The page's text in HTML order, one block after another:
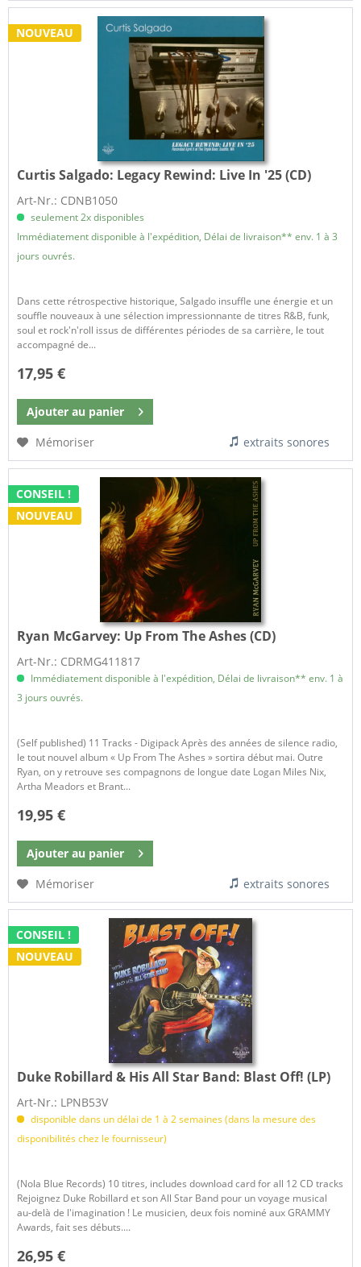
NOUVEAU
Curtis Salgado: Legacy Rewind: Live In '25 (CD)
Art-Nr.: CDNB1050
seulement 2x disponibles
Immédiatement disponible à l'expédition, Délai de livraison** env. 1 à 3
jours ouvrés.
Dans cette rétrospective historique, Salgado insuffle une énergie et un
souffle nouveaux à une sélection impressionnante de titres R&B, funk,
soul et rock'n'roll issus de différentes périodes de sa carrière, le tout
accompagné de...
17,95 €
Ajouter au panier
Mémoriser
extraits sonores
CONSEIL !
NOUVEAU
Ryan McGarvey: Up From The Ashes (CD)
Art-Nr.: CDRMG411817
Immédiatement disponible à l'expédition, Délai de livraison** env. 1 à
3 jours ouvrés.
(Self published) 11 Tracks - Digipack Après des années de silence radio,
le tout nouvel album « Up From The Ashes » sortira début mai. Outre
Ryan, on y retrouve ses compagnons de longue date Logan Miles Nix,
Artha Meadors et Brant...
19,95 €
Ajouter au panier
Mémoriser
extraits sonores
CONSEIL !
NOUVEAU
Duke Robillard & His All Star Band: Blast Off! (LP)
Art-Nr.: LPNB53V
disponible dans un délai de 1 à 2 semaines (dans la mesure des
disponibilités chez le fournisseur)
(Nola Blue Records) 10 titres, includes download card for all 12 CD tracks
Rejoignez Duke Robillard et son All Star Band pour un voyage musical
au-delà de l'imagination ! Le musicien, deux fois nominé aux GRAMMY
Awards, fait ses débuts....
26,95 €